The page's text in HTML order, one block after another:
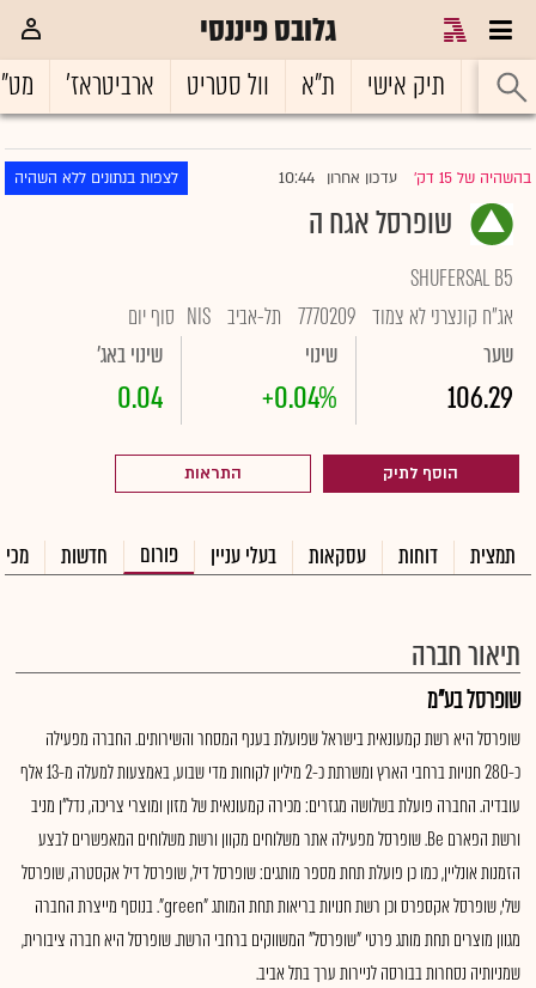
גלובס פיננסי
ראשי תיק אישי ת"א וול סטריט ארביטראז'
בהשהיה של 15 דק' |עדכון אחרון 10:44 לצפות בנתונים ללא השהיה
שופרסל אגח ה
SHUFERSAL B5
אג"ח קונצרני לא צמוד 7770209 תל-אביב NIS סוף יום
שער
106.29
שינוי
+0.04%
שינוי באג'
0.04
הוסף לתיק התראות
תמצית דוחות עסקאות בעלי עניין פורום חדשות
תיאור חברה
שופרסל בע"מ
שופרסל היא רשת קמעונאית בישראל שפועלת בענף המסחר והשירותים. החברה מפעילה
כ-280 חנויות ברחבי הארץ ומשרתת כ-2 מיליון לקוחות מדי שבוע, באמצעות למעלה מ-13 אלף
עובדיה. החברה פועלת בשלושה מגזרים: מכירה קמעונאית של מזון ומוצרי צריכה, נדל"ן מניב
ורשת הפארם Be. שופרסל מפעילה אתר משלוחים מקוון ורשת משלוחים המאפשרים לבצע
הזמנות אונליין, כמו כן פועלת תחת מספר מותגים: שופרסל דיל, שופרסל דיל אקסטרה, שופרסל
שלי, שופרסל אקספרס וכן רשת חנויות בריאות תחת המותג "green". בנוסף מייצרת החברה
מגוון מוצרים תחת מותג פרטי "שופרסל" המשווקים ברחבי הרשת. שופרסל היא חברה ציבורית,
שמניותיה נסחרות בבורסה לניירות ערך בתל אביב.